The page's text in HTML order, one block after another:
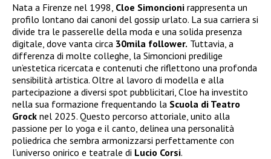
Nata a Firenze nel 1998, Cloe Simoncioni rappresenta un
profilo lontano dai canoni del gossip urlato. La sua carriera si
divide tra le passerelle della moda e una solida presenza
digitale, dove vanta circa 30mila follower. Tuttavia, a
differenza di molte colleghe, la Simoncioni predilige
un’estetica ricercata e contenuti che riflettono una profonda
sensibilità artistica. Oltre al lavoro di modella e alla
partecipazione a diversi spot pubblicitari, Cloe ha investito
nella sua formazione frequentando la Scuola di Teatro
Grock nel 2025. Questo percorso attoriale, unito alla
passione per lo yoga e il canto, delinea una personalità
poliedrica che sembra armonizzarsi perfettamente con
l’universo onirico e teatrale di Lucio Corsi.